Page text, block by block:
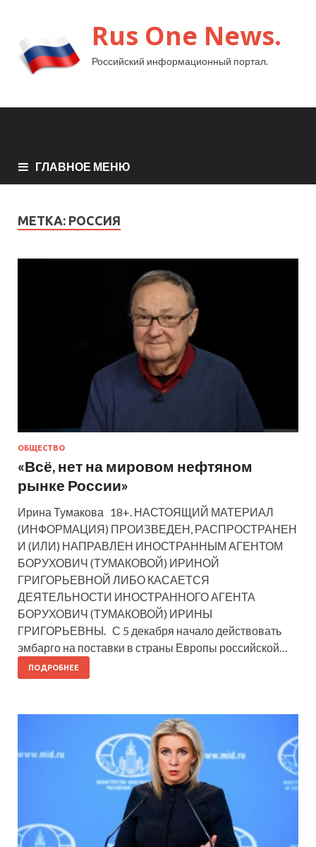
Rus One News.
Российский информационный портал.
ГЛАВНОЕ МЕНЮ
МЕТКА: РОССИЯ
ОБЩЕСТВО
«Всё, нет на мировом нефтяном
рынке России»
Ирина Тумакова 18+. НАСТОЯЩИЙ МАТЕРИАЛ
(ИНФОРМАЦИЯ) ПРОИЗВЕДЕН, РАСПРОСТРАНЕН
И (ИЛИ) НАПРАВЛЕН ИНОСТРАННЫМ АГЕНТОМ
БОРУХОВИЧ (ТУМАКОВОЙ) ИРИНОЙ
ГРИГОРЬЕВНОЙ ЛИБО КАСАЕТСЯ
ДЕЯТЕЛЬНОСТИ ИНОСТРАННОГО АГЕНТА
БОРУХОВИЧ (ТУМАКОВОЙ) ИРИНЫ
ГРИГОРЬЕВНЫ. С 5 декабря начало действовать
эмбарго на поставки в страны Европы российской…
ПОДРОБНЕЕ